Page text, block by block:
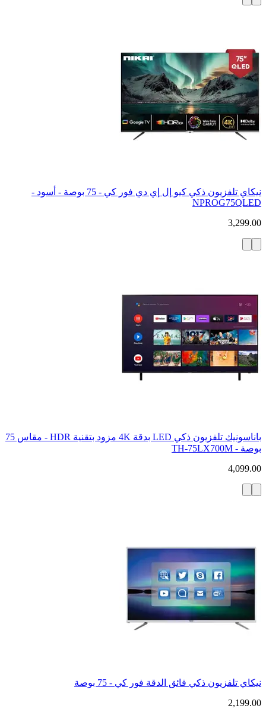
نيكاي تلفزيون ذكي كيو إل إي دي فور كي - 75 بوصة - أسود -
NPROG75QLED
3,299.00
باناسونيك تلفزيون ذكي LED بدقة 4K مزود بتقنية HDR - مقاس 75
بوصة - TH-75LX700M
4,099.00
نيكاي تلفزيون ذكي فائق الدقة فور كي - 75 بوصة
2,199.00